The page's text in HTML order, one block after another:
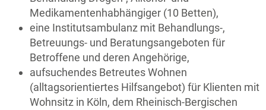
Medikamentenhabhängiger (10 Betten),
eine Institutsambulanz mit Behandlungs-,
Betreuungs- und Beratungsangeboten für
Betroffene und deren Angehörige,
aufsuchendes Betreutes Wohnen
(alltagsorientiertes Hilfsangebot) für Klienten mit
Wohnsitz in Köln, dem Rheinisch-Bergischen